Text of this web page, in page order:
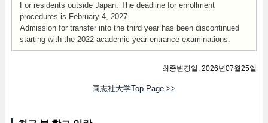
For residents outside Japan: The deadline for enrollment
procedures is February 4, 2027.
Admission for transfer into the third year has been discontinued
starting with the 2022 academic year entrance examinations.
최종변경일: 2026년07월25일
同志社大学Top Page >>